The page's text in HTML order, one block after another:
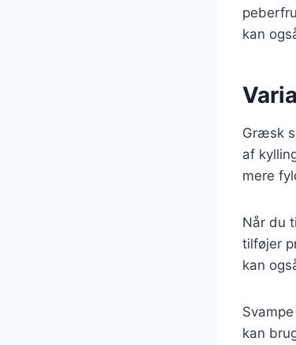
kan
Græsk
af
mere
Når du
tilføjer
kan
kan